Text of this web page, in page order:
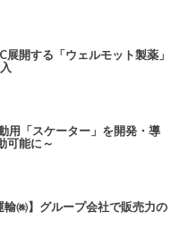
開する「ウェルモット製薬」
用「スケーター」を開発・導
可能に～
輸㈱】グループ会社で販売力の